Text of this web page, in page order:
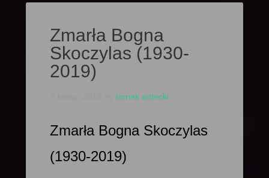
Zmarła Bogna
Skoczylas (1930-
2019)
tomek antecki
Zmarła Bogna Skoczylas
(1930-2019)